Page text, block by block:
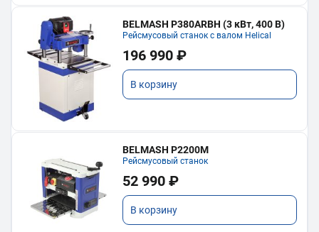
BELMASH P380ARBH (3 кВт, 400 В)
Рейсмусовый станок с валом Helical
196 990 ₽
В корзину
BELMASH P2200M
Рейсмусовый станок
52 990 ₽
В корзину